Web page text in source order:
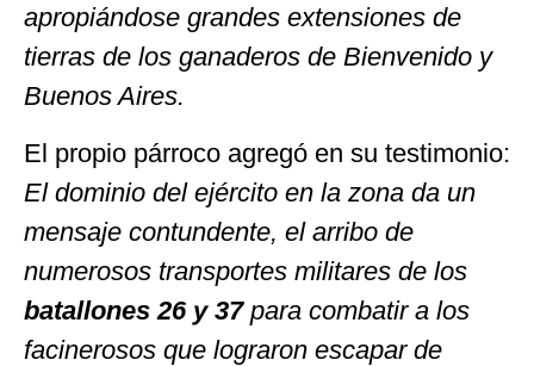
apropiándose grandes extensiones de
tierras de los ganaderos de Bienvenido y
Buenos Aires.
El propio párroco agregó en su testimonio:
El dominio del ejército en la zona da un
mensaje contundente, el arribo de
numerosos transportes militares de los
batallones 26 y 37para combatir a los
facinerosos que lograron escapar de